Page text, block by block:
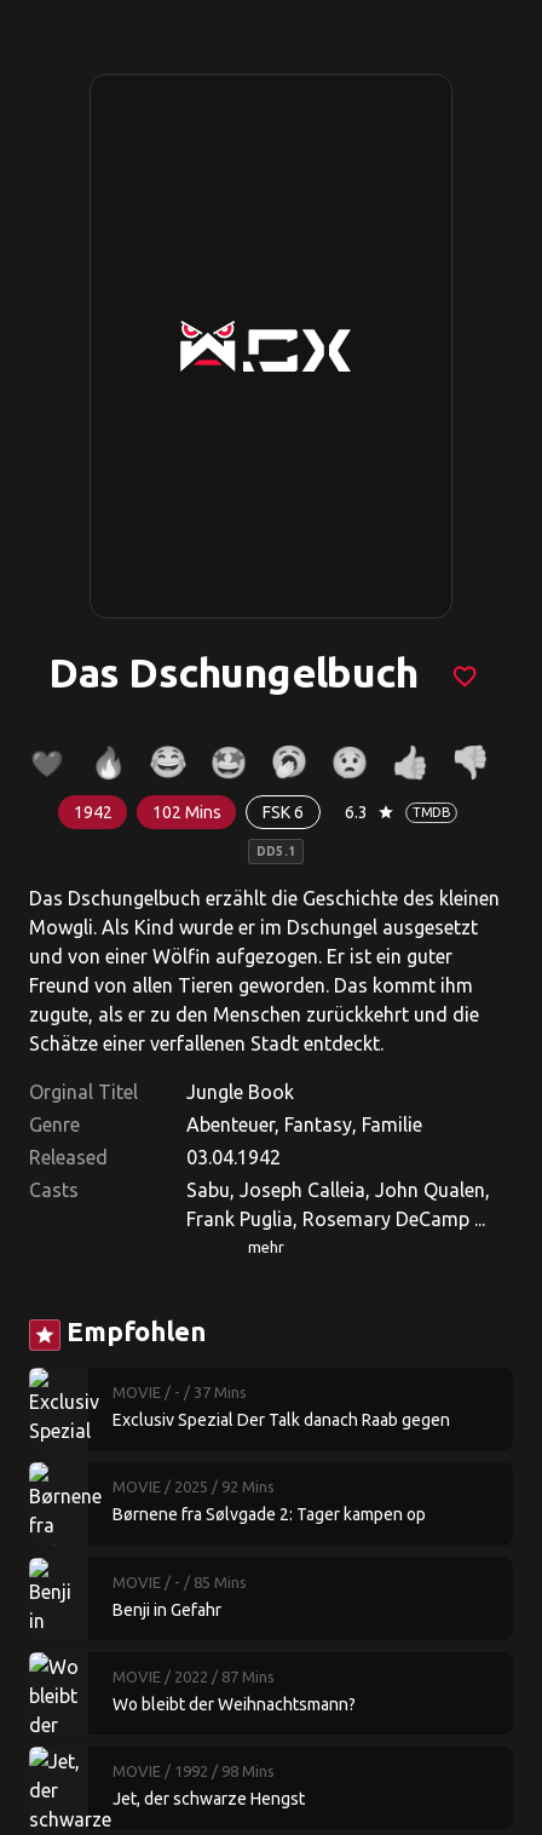
Das Dschungelbuch favorite_border
1942 102 Mins FSK 6 6.3 star TMDB
DD5.1
Das Dschungelbuch erzählt die Geschichte des kleinen
Mowgli. Als Kind wurde er im Dschungel ausgesetzt
und von einer Wölfin aufgezogen. Er ist ein guter
Freund von allen Tieren geworden. Das kommt ihm
zugute, als er zu den Menschen zurückkehrt und die
Schätze einer verfallenen Stadt entdeckt.
Orginal Titel
Jungle Book
Genre
Abenteuer, Fantasy, Familie
Released
03.04.1942
Casts
Sabu, Joseph Calleia, John Qualen,
Frank Puglia, Rosemary DeCamp ...
mehr
star Empfohlen
MOVIE / - / 37 Mins
Exclusiv Spezial Der Talk danach Raab gegen
MOVIE / 2025 / 92 Mins
Børnene fra Sølvgade 2: Tager kampen op
MOVIE / - / 85 Mins
Benji in Gefahr
MOVIE / 2022 / 87 Mins
Wo bleibt der Weihnachtsmann?
MOVIE / 1992 / 98 Mins
Jet, der schwarze Hengst